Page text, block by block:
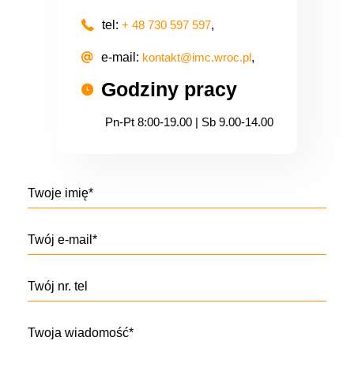
Twoje imię*
Twój e-mail*
Twój nr. tel
Twoja wiadomość*
tel: + 48 730 597 597,
e-mail: kontakt@imc.wroc.pl,
Godziny pracy
Pn-Pt 8:00-19.00 | Sb 9.00-14.00